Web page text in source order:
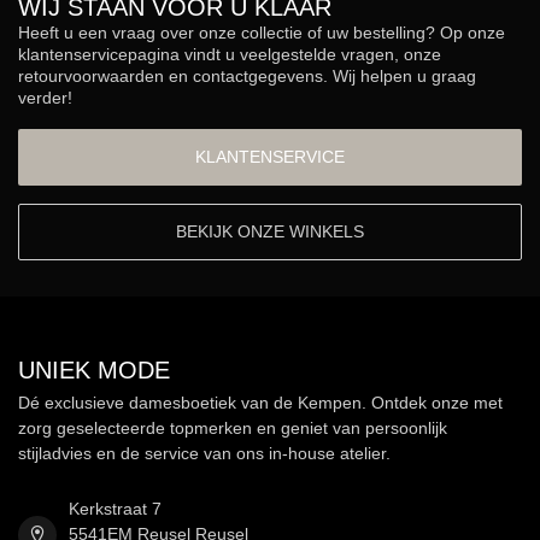
WIJ STAAN VOOR U KLAAR
Heeft u een vraag over onze collectie of uw bestelling? Op onze
klantenservicepagina vindt u veelgestelde vragen, onze
retourvoorwaarden en contactgegevens. Wij helpen u graag
verder!
KLANTENSERVICE
BEKIJK ONZE WINKELS
UNIEK MODE
Dé exclusieve damesboetiek van de Kempen. Ontdek onze met
zorg geselecteerde topmerken en geniet van persoonlijk
stijladvies en de service van ons in-house atelier.
Kerkstraat 7
5541EM Reusel Reusel